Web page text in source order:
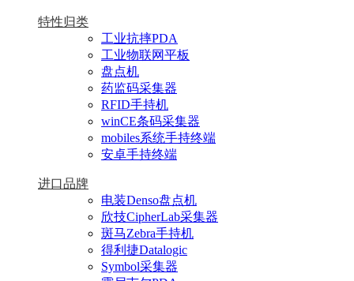
特性归类
工业抗摔PDA
工业物联网平板
盘点机
药监码采集器
RFID手持机
winCE条码采集器
mobiles系统手持终端
安卓手持终端
进口品牌
电装Denso盘点机
欣技CipherLab采集器
斑马Zebra手持机
得利捷Datalogic
Symbol采集器